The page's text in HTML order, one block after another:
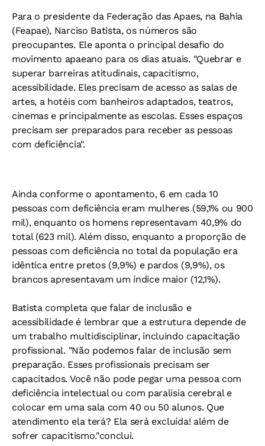
Para o presidente da Federação das Apaes, na Bahia
(Feapae), Narciso Batista, os números são
preocupantes. Ele aponta o principal desafio do
movimento apaeano para os dias atuais. "Quebrar e
superar barreiras atitudinais, capacitismo,
acessibilidade. Eles precisam de acesso as salas de
artes, a hotéis com banheiros adaptados, teatros,
cinemas e principalmente as escolas. Esses espaços
precisam ser preparados para receber as pessoas
com deficiência".
Ainda conforme o apontamento, 6 em cada 10
pessoas com deficiência eram mulheres (59,1% ou 900
mil), enquanto os homens representavam 40,9% do
total (623 mil). Além disso, enquanto a proporção de
pessoas com deficiência no total da população era
idêntica entre pretos (9,9%) e pardos (9,9%), os
brancos apresentavam um índice maior (12,1%).
Batista completa que falar de inclusão e
acessibilidade é lembrar que a estrutura depende de
um trabalho multidisciplinar, incluindo capacitação
profissional. "Não podemos falar de inclusão sem
preparação. Esses profissionais precisam ser
capacitados. Você não pode pegar uma pessoa com
deficiência intelectual ou com paralisia cerebral e
colocar em uma sala com 40 ou 50 alunos. Que
atendimento ela terá? Ela será excluída! além de
sofrer capacitismo."conclui.